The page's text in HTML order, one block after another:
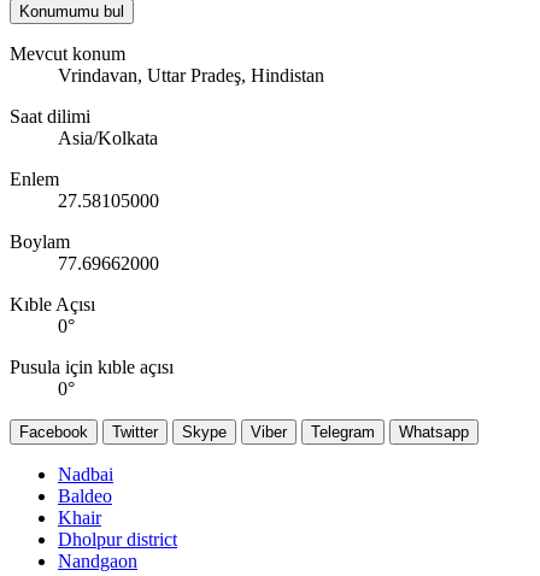
Konumumu bul
Mevcut konum
Vrindavan, Uttar Pradeş, Hindistan
Saat dilimi
Asia/Kolkata
Enlem
27.58105000
Boylam
77.69662000
Kıble Açısı
0°
Pusula için kıble açısı
0°
Facebook Twitter Skype Viber Telegram Whatsapp
Nadbai
Baldeo
Khair
Dholpur district
Nandgaon